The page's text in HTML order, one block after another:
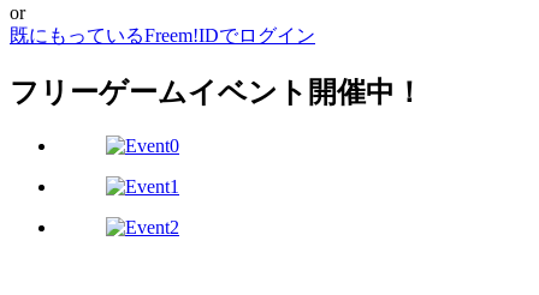
or
既にもっているFreem!IDでログイン
フリーゲームイベント開催中！